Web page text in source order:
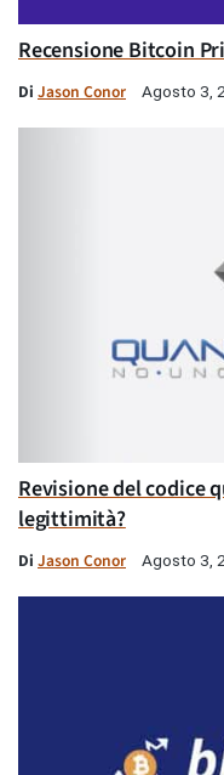
Recensione Bitcoin
Di Jason Conor Agosto 3,
Revisione del codice
legittimità?
Di Jason Conor Agosto 3,